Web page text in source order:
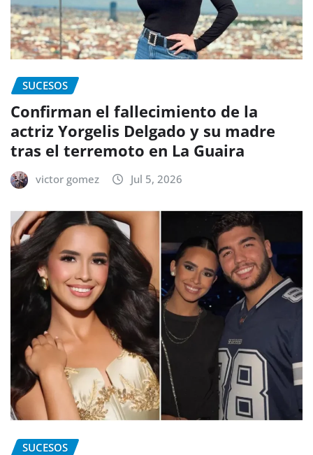
SUCESOS
Confirman el fallecimiento de la
actriz Yorgelis Delgado y su madre
tras el terremoto en La Guaira
victor gomez Jul 5, 2026
SUCESOS